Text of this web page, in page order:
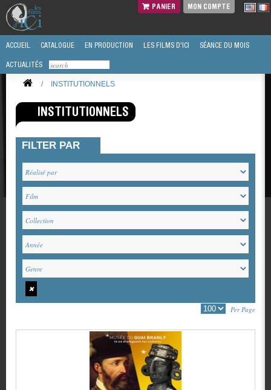
PANIER MON COMPTE
ACCUEIL CATALOGUE EN PRODUCTION LES FILMS D'ICI SÉANCE DU MOIS
ACTUALITÉS
/ INSTITUTIONNELS
INSTITUTIONNELS
FILTER PAR
✖
Per Page